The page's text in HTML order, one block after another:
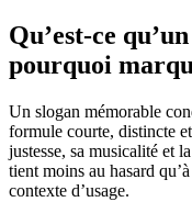
Qu’est-ce
pourquoi
Un slogan mémorable
formule courte, distincte
justesse, sa musicalité et
tient moins au hasard
contexte d’usage.